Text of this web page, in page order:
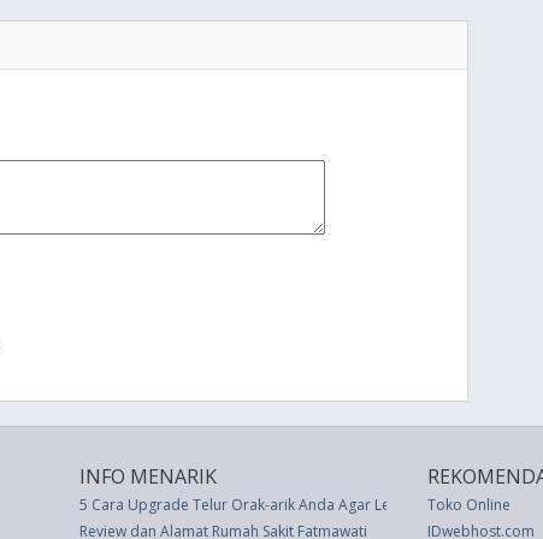
INFO MENARIK
5 Cara Upgrade Telur Orak-arik Anda Agar Lebih Menarik
Review dan Alamat Rumah Sakit Fatmawati
Toko Online
IDwebhost.com